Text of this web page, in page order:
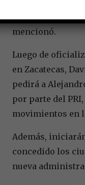
mencionó.
Luego de
en Zacatecas,
pedirá a
por parte del
movimientos en
Además,
concedido los
nueva